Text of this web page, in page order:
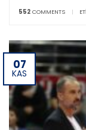
552 COMMENTS |
07
KAS